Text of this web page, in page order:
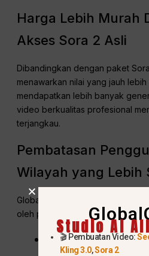
Harga Lebih Murah
Akses Sora 2 Asli
Dibandingkan dengan paket
menawarkan nilai yang jauh
mendapatkan lebih banyak
video berkualitas profesional
terjangkau.
Pembatasan
Wilayah yang Lebih
GlobalGPT menghilangkan
oleh para kreator di tempat lain,
Batasan
Studio AI
🎬 Pembuatan Video:
Kling 3.0,Sora 2